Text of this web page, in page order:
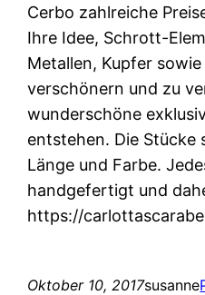
Cerbo zahlreiche
Ihre Idee, Schrott-
Metallen, Kupfer
verschönern und zu
wunderschöne
entstehen. Die Stücke
Länge und Farbe.
handgefertigt und
https://
Oktober 10, 2017susanne